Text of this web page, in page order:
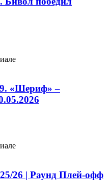
«Шериф» –
26 | Раунд Плей-офф